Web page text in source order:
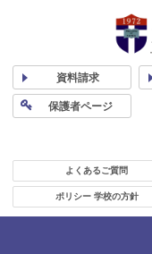
資料請求
保護者ページ
よくあるご質問
ポリシー 学校の方針